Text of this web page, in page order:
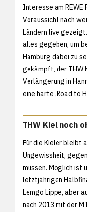
Interesse am
Voraussicht nach
Ländern live
alles gegeben, um
Hamburg dabei zu
gekämpft, der THW
Verlängerung in
eine harte ‚Road to
THW Kiel noch
Für die Kieler bleibt
Ungewissheit,
müssen. Möglich ist
letztjährigen
Lemgo Lippe, aber
nach 2013 mit der